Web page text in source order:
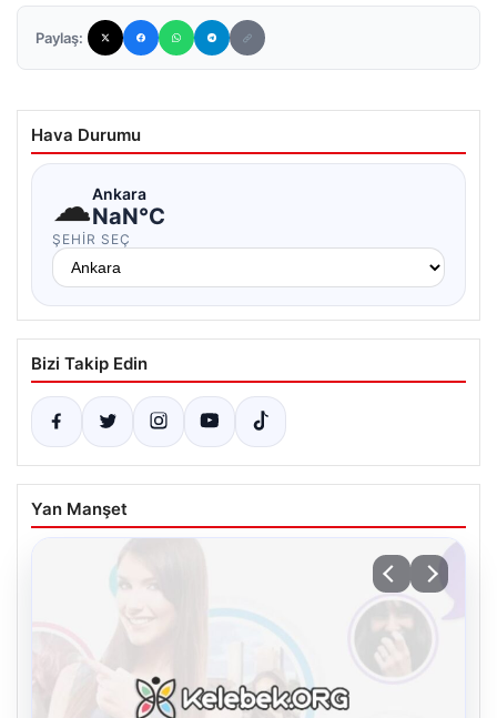
Paylaş:
Hava Durumu
☁Ankara
NaN°C
ŞEHIR SEÇ
Bizi Takip Edin
Yan Manşet